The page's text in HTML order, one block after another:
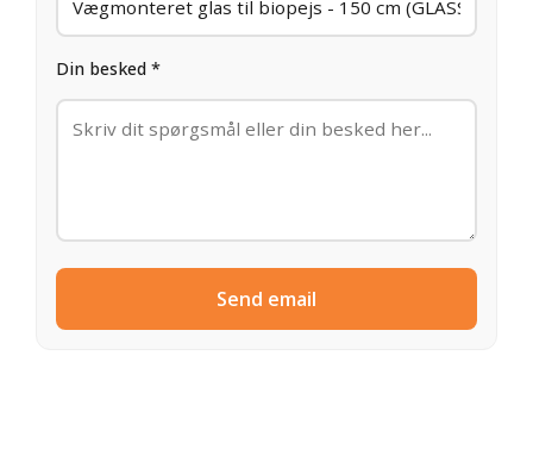
Din besked *
Send email